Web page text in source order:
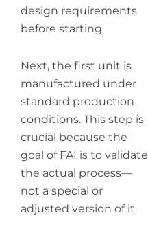
design requirements
before starting.
Next, the first unit is
manufactured under
standard production
conditions. This step is
crucial because the
goal of FAI is to validate
the actual process—
not a special or
adjusted version of it.